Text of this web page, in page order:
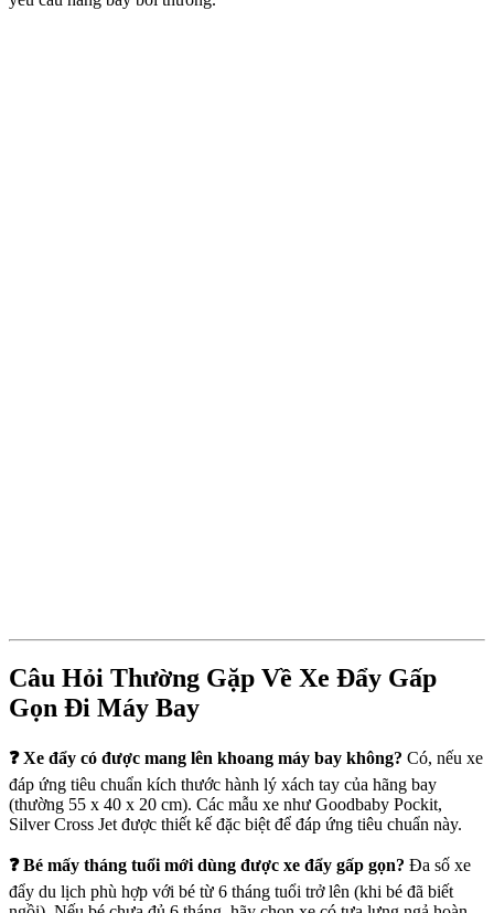
Câu Hỏi Thường Gặp Về Xe Đẩy Gấp
Gọn Đi Máy Bay
❓ Xe đẩy có được mang lên khoang máy bay không? Có, nếu xe
đáp ứng tiêu chuẩn kích thước hành lý xách tay của hãng bay
(thường 55 x 40 x 20 cm). Các mẫu xe như Goodbaby Pockit,
Silver Cross Jet được thiết kế đặc biệt để đáp ứng tiêu chuẩn này.
❓ Bé mấy tháng tuổi mới dùng được xe đẩy gấp gọn? Đa số xe
đẩy du lịch phù hợp với bé từ 6 tháng tuổi trở lên (khi bé đã biết